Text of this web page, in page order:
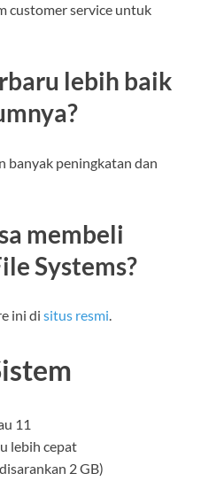
customer service untuk
lebih baik
banyak peningkatan dan
membeli
Systems?
ini di situs resmi.
11
lebih cepat
2 GB)